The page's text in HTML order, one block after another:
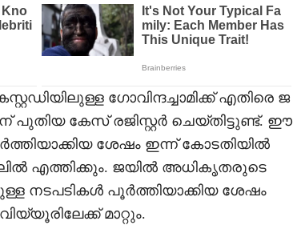
ഗോവിന്ദച്ചാമിക്ക് എതിരെ ജ
പുതിയ കേസ് രജിസ്റ്റർ ചെയ്തിട്ടുണ്ട്. ഈ
ശേഷം ഇന്ന് കോടതിയിൽ
എത്തിക്കും. ജയിൽ അധികൃതരുടെ
നടപടികൾ പൂർത്തിയാക്കിയ ശേഷം
മാറ്റും.